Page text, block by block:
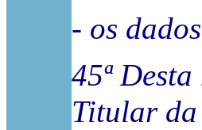
- os
45ª
Titular